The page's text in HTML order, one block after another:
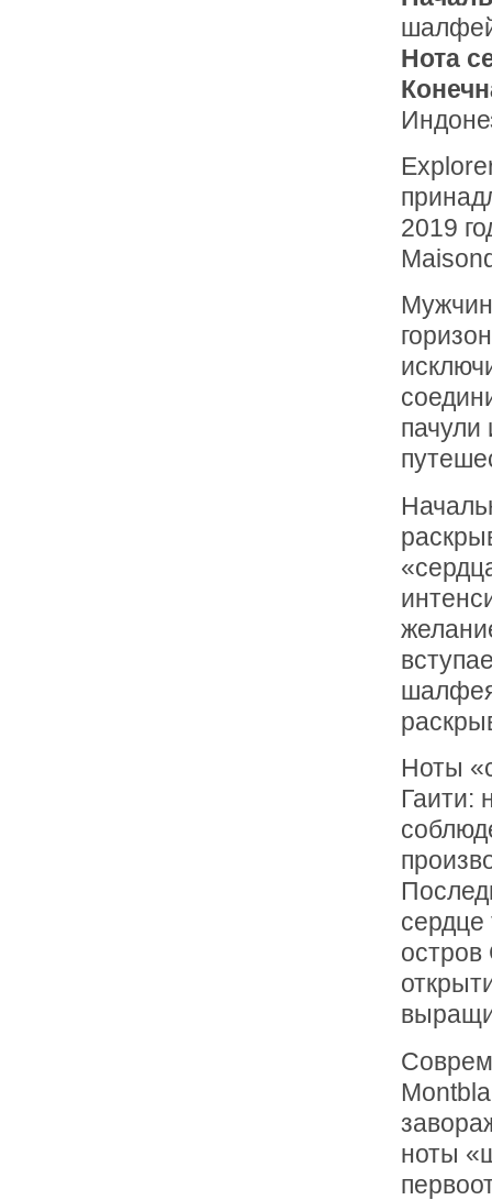
Нота
2019
шалфея
Ноты
Гаити:
сердце
остров
ноты